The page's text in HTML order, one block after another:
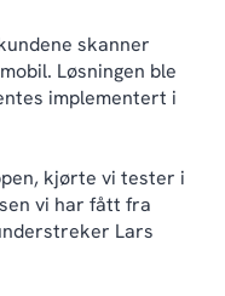
skanner
Løsningen ble
implementert i
kjørte vi tester i
vi har fått fra
Lars